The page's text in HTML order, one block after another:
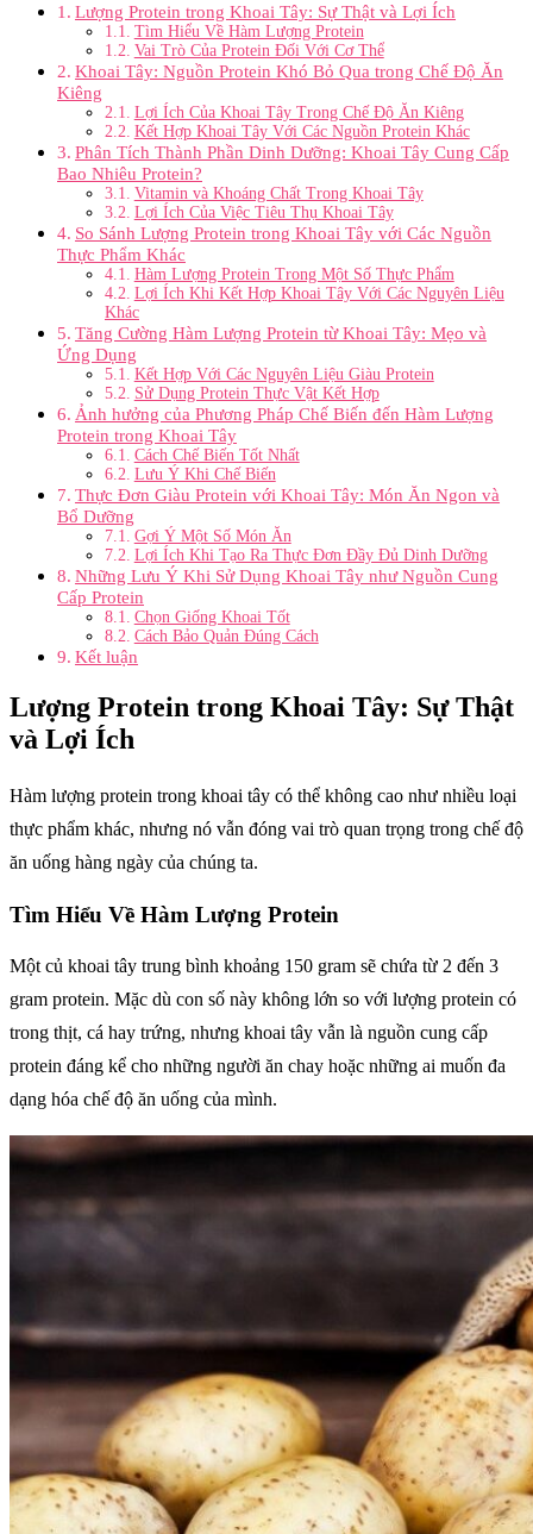
Lượng Protein trong Khoai Tây: Sự Thật và Lợi Ích
Tìm Hiểu Về Hàm Lượng Protein
Vai Trò Của Protein Đối Với Cơ Thể
Khoai Tây: Nguồn Protein Khó Bỏ Qua trong Chế Độ Ăn
Kiêng
Lợi Ích Của Khoai Tây Trong Chế Độ Ăn Kiêng
Kết Hợp Khoai Tây Với Các Nguồn Protein Khác
Phân Tích Thành Phần Dinh Dưỡng: Khoai Tây Cung Cấp
Bao Nhiêu Protein?
Vitamin và Khoáng Chất Trong Khoai Tây
Lợi Ích Của Việc Tiêu Thụ Khoai Tây
So Sánh Lượng Protein trong Khoai Tây với Các Nguồn
Thực Phẩm Khác
Hàm Lượng Protein Trong Một Số Thực Phẩm
Lợi Ích Khi Kết Hợp Khoai Tây Với Các Nguyên Liệu
Khác
Tăng Cường Hàm Lượng Protein từ Khoai Tây: Mẹo và
Ứng Dụng
Kết Hợp Với Các Nguyên Liệu Giàu Protein
Sử Dụng Protein Thực Vật Kết Hợp
Ảnh hưởng của Phương Pháp Chế Biến đến Hàm Lượng
Protein trong Khoai Tây
Cách Chế Biến Tốt Nhất
Lưu Ý Khi Chế Biến
Thực Đơn Giàu Protein với Khoai Tây: Món Ăn Ngon và
Bổ Dưỡng
Gợi Ý Một Số Món Ăn
Lợi Ích Khi Tạo Ra Thực Đơn Đầy Đủ Dinh Dưỡng
Những Lưu Ý Khi Sử Dụng Khoai Tây như Nguồn Cung
Cấp Protein
Chọn Giống Khoai Tốt
Cách Bảo Quản Đúng Cách
Kết luận
Lượng Protein trong Khoai Tây: Sự Thật
và Lợi Ích
Hàm lượng protein trong khoai tây có thể không cao như nhiều loại
thực phẩm khác, nhưng nó vẫn đóng vai trò quan trọng trong chế độ
ăn uống hàng ngày của chúng ta.
Tìm Hiểu Về Hàm Lượng Protein
Một củ khoai tây trung bình khoảng 150 gram sẽ chứa từ 2 đến 3
gram protein. Mặc dù con số này không lớn so với lượng protein có
trong thịt, cá hay trứng, nhưng khoai tây vẫn là nguồn cung cấp
protein đáng kể cho những người ăn chay hoặc những ai muốn đa
dạng hóa chế độ ăn uống của mình.